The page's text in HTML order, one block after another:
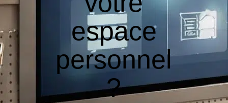
espace
personnel
?